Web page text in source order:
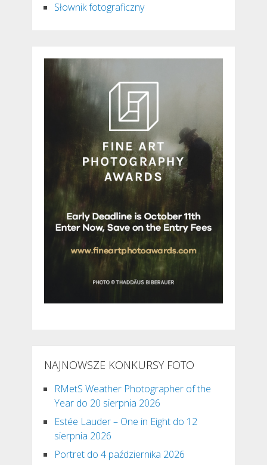
Słownik fotograficzny
NAJNOWSZE KONKURSY FOTO
RMetS Weather Photographer of the
Year do 20 sierpnia 2026
Estée Lauder – One in Eight do 12
sierpnia 2026
Portret do 4 października 2026